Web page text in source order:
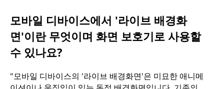
모바일 디바이스에서 '라이브 배경화
면'이란 무엇이며 화면 보호기로 사용할
수 있나요?
"모바일 디바이스의 '라이브 배경화면'은 미묘한 애니메